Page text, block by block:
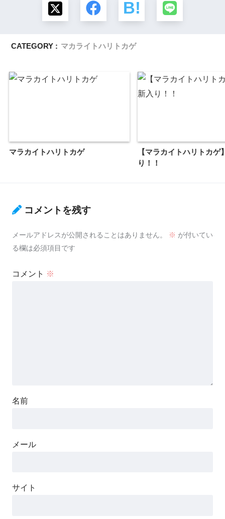
CATEGORY : マカライトハリトカゲ
マラカイトハリトカゲ
【マラカイトハリトカゲ
り！！
コメントを残す
メールアドレスが公開されることはありません。 ※ が付いてい
る欄は必須項目です
コメント ※
名前
メール
サイト